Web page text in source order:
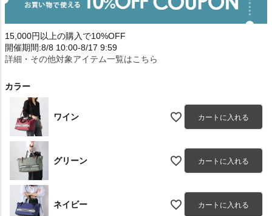
15,000円以上の購入で10%OFF
開催期間:8/8 10:00-8/17 9:59
詳細・その他対象アイテム一覧はこちら
カラー
ワイン カートに入れる
グリーン カートに入れる
ネイビー カートに入れる